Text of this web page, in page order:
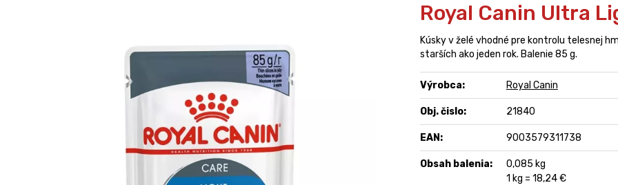
Royal Canin Ultra
Kúsky v želé vhodné pre kontrolu telesnej
starších ako jeden rok. Balenie 85 g.
Výrobca: Royal Canin
Obj. čislo: 21840
EAN: 9003579311738
Obsah balenia:
0,085 kg
1 kg = 18,24 €